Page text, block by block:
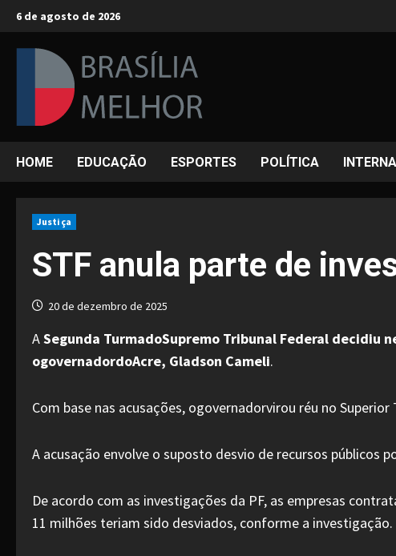
Skip
content
6 de agosto de 2026
HOME EDUCAÇÃO ESPORTES POLÍTICA
Justiça
STF anula parte de
20 de dezembro de 2025
ASegunda TurmadoSupremo Tribunal Federal decidiu
ogovernadordoAcre, Gladson Cameli.
Com base nas acusações, ogovernadorvirou réu no
A acusação envolve o suposto desvio de recursos
De acordo com as investigações da PF, as empresas
11 milhões teriam sido desviados, conforme a investigação.